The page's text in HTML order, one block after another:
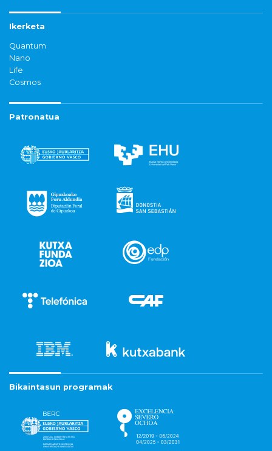
Ikerketa
Quantum
Nano
Life
Cosmos
Patronatua
Bikaintasun programak